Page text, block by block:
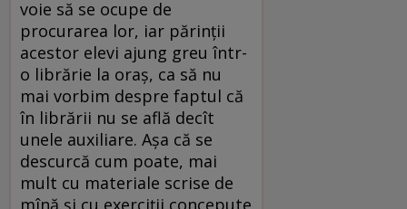
voie să se ocupe de
procurarea lor, iar părinţii
acestor elevi ajung greu într-
o librărie la oraş, ca să nu
mai vorbim despre faptul că
în librării nu se află decît
unele auxiliare. Aşa că se
descurcă cum poate, mai
mult cu materiale scrise de
mînă şi cu exerciţii concepute